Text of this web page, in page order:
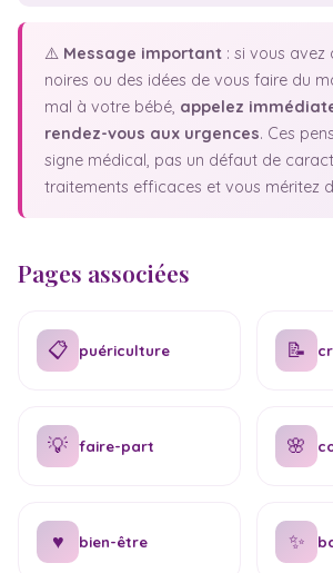
⚠️ Message important : si vous avez
noires ou des idées de vous faire du
mal à votre bébé, appelez
rendez-vous aux urgences. Ces
signe médical, pas un défaut de
traitements efficaces et vous méritez
Pages associées
📋 puériculture 📝
💡 faire-part 🌸
♥ bien-être ✨